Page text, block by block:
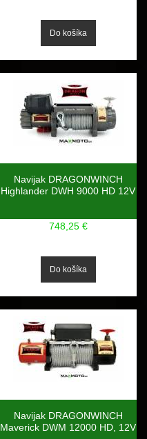
Navijak DRAGONWINCH
Highlander DWH 9000 HD 12V
748,25 €
Navijak DRAGONWINCH
Maverick DWM 12000 HD, 12V